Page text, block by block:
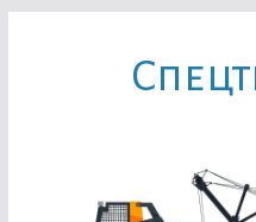
содержимому